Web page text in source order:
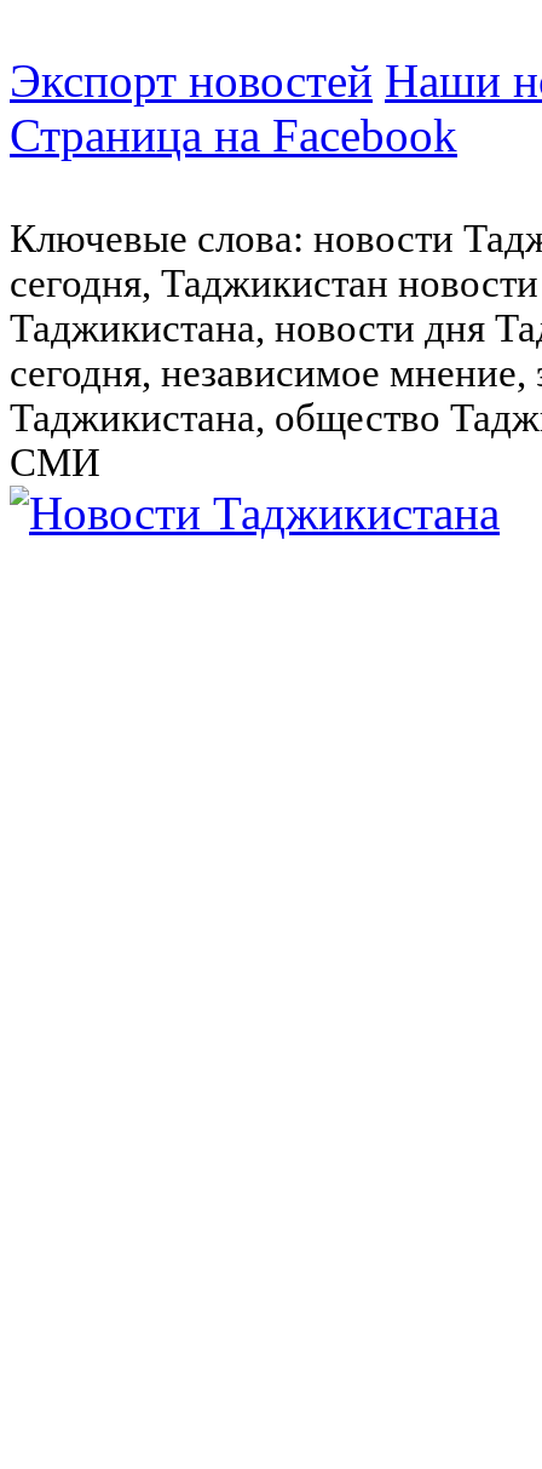
Экспорт новостей Наши
Страница на Facebook
Ключевые слова: новости
сегодня, Таджикистан
Таджикистана, новости дня
сегодня, независимое
Таджикистана, общество
СМИ